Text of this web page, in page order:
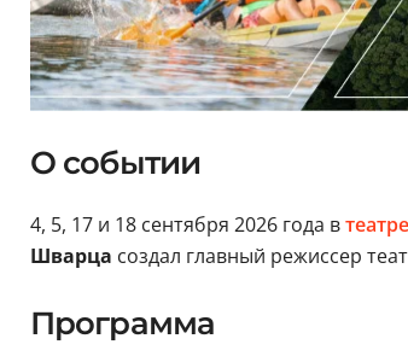
О событии
4, 5, 17 и 18 сентября 2026 года втеатре
Шварца создал главный режиссер
Программа